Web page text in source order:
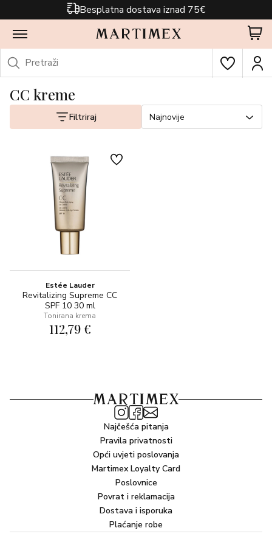
Besplatna dostava iznad 75€
CC kreme
Filtriraj Najnovije
Estée Lauder
Revitalizing Supreme CC
SPF 10 30 ml
Tonirana krema
112,79 €
Najčešća pitanja
Pravila privatnosti
Opći uvjeti poslovanja
Martimex Loyalty Card
Poslovnice
Povrat i reklamacija
Dostava i isporuka
Plaćanje robe